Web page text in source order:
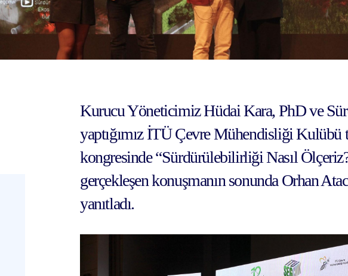
Kurucu Yöneticimiz Hüdai Kara, PhD ve
yaptığımız İTÜ Çevre Mühendisliği
kongresinde “Sürdürülebilirliği Nasıl
gerçekleşen konuşmanın sonunda Orhan
yanıtladı.